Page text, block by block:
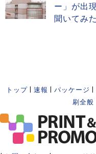
ー」が出
聞いてみた
トップ 速報 パッケージ
刷全般